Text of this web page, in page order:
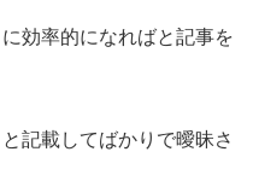
効率的になればと記事を
記載してばかりで曖昧さ